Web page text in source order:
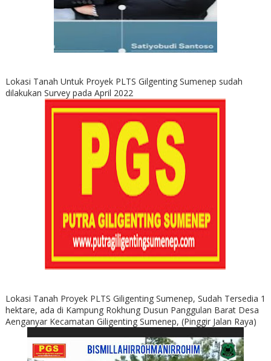
Lokasi Tanah Untuk Proyek PLTS Gilgenting Sumenep sudah
dilakukan Survey pada April 2022
Lokasi Tanah Proyek PLTS Giligenting Sumenep, Sudah Tersedia 1
hektare, ada di Kampung Rokhung Dusun Panggulan Barat Desa
Aenganyar Kecamatan Giligenting Sumenep, (Pinggir Jalan Raya)